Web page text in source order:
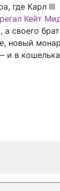
где Карл III
Кейт
а своего
новый
и в